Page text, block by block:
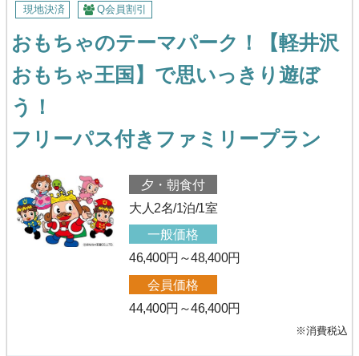
現地決済 Q会員割引
おもちゃのテーマパーク！【軽井沢
おもちゃ王国】で思いっきり遊ぼ
う！
フリーパス付きファミリープラン
夕・朝食付
大人2名/1泊/1室
一般価格
46,400円～48,400円
会員価格
44,400円～46,400円
※消費税込